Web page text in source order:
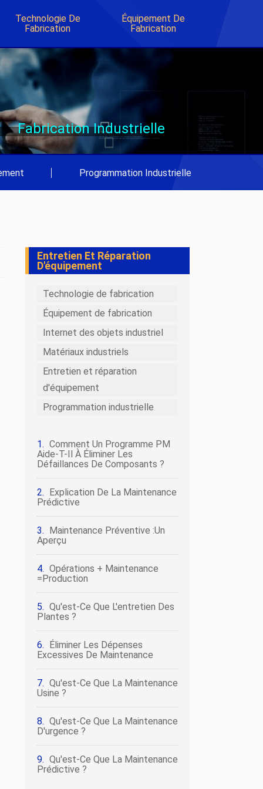
Technologie De
Fabrication
Équipement De
Fabrication
Fabrication Industrielle
Programmation Industrielle
Entretien Et Réparation
D'équipement
Technologie de fabrication
Équipement de fabrication
Internet des objets industriel
Matériaux industriels
Entretien et réparation
d'équipement
Programmation industrielle
Comment Un Programme PM
Aide-T-Il À Éliminer Les
Défaillances De Composants ?
Explication De La Maintenance
Prédictive
Maintenance Préventive :un
Aperçu
Opérations + Maintenance
=Production
Qu'est-Ce Que L'entretien Des
Plantes ?
Éliminer Les Dépenses
Excessives De Maintenance
Qu'est-Ce Que La Maintenance
Usine ?
Qu'est-Ce Que La Maintenance
D'urgence ?
Qu'est-Ce Que La Maintenance
Prédictive ?